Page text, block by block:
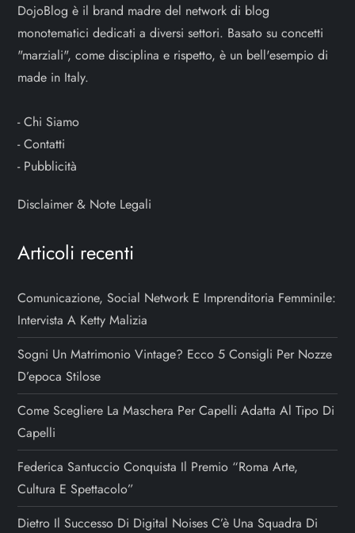
DojoBlog è il brand madre del network di blog
monotematici dedicati a diversi settori. Basato su concetti
"marziali", come disciplina e rispetto, è un bell'esempio di
made in Italy.
-Chi Siamo
-Contatti
- Pubblicità
Disclaimer & Note Legali
Articoli recenti
Comunicazione, Social Network E Imprenditoria Femminile:
Intervista A Ketty Malizia
Sogni Un Matrimonio Vintage? Ecco 5 Consigli Per Nozze
D’epoca Stilose
Come Scegliere La Maschera Per Capelli Adatta Al Tipo Di
Capelli
Federica Santuccio Conquista Il Premio “Roma Arte,
Cultura E Spettacolo”
Dietro Il Successo Di Digital Noises C’è Una Squadra Di